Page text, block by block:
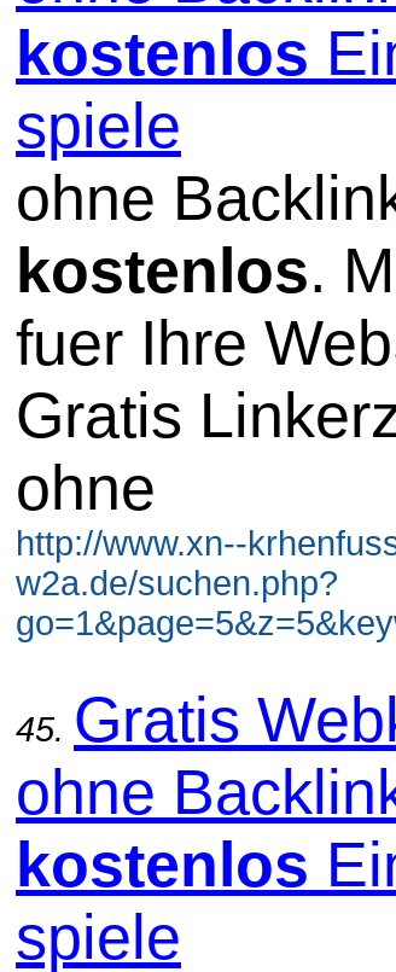
kostenlos
spiele
ohne
kostenlos.
fuer Ihre
Gratis
ohne
http://www.xn--
w2a.de/suchen.php?
45. Gratis
ohne
kostenlos
spiele